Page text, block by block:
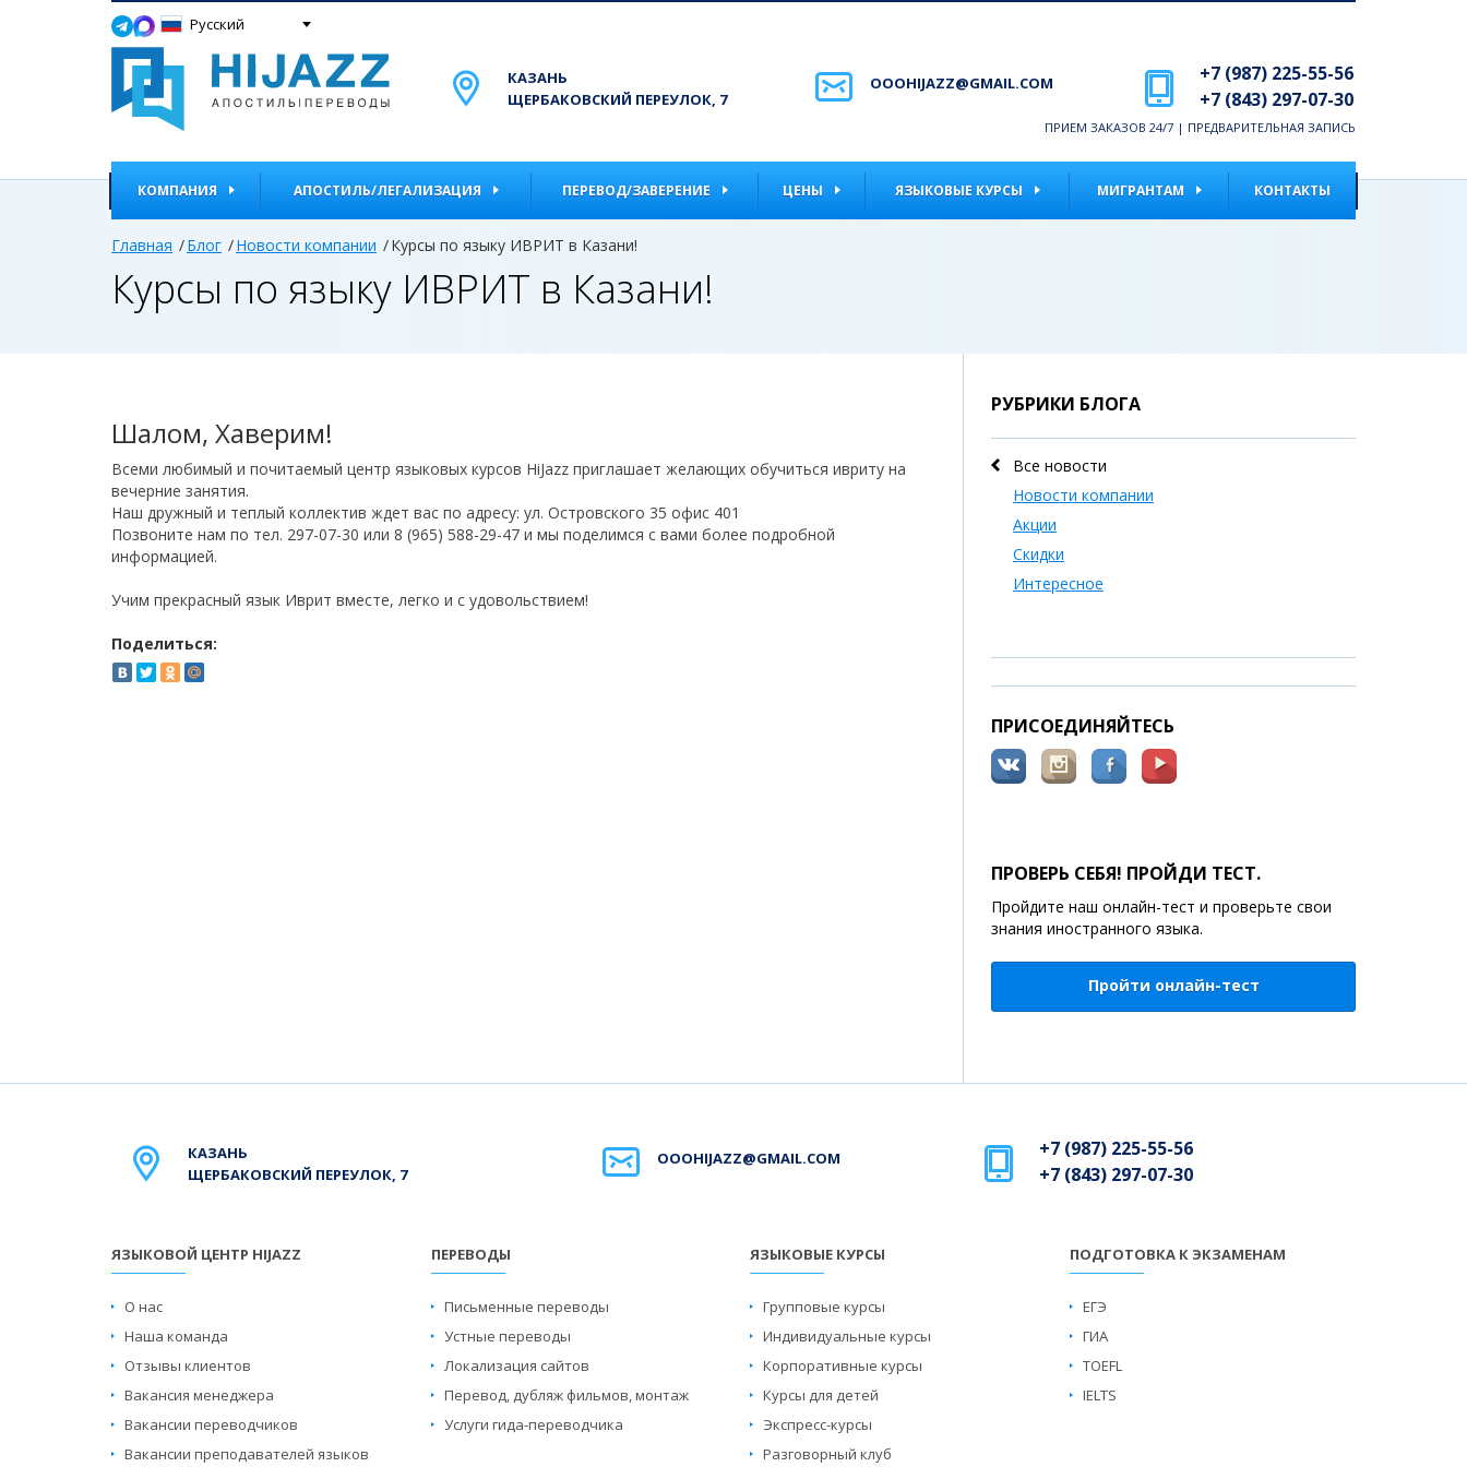
Русский
КАЗАНЬ
ЩЕРБАКОВСКИЙ ПЕРЕУЛОК, 7
OOOHIJAZZ@GMAIL.COM
+7 (987) 225-55-56
+7 (843) 297-07-30
ПРИЕМ ЗАКАЗОВ 24/7 | ПРЕДВАРИТЕЛЬНАЯ ЗАПИСЬ
КОМПАНИЯ АПОСТИЛЬ/ЛЕГАЛИЗАЦИЯ ПЕРЕВОД/ЗАВЕРЕНИЕ ЦЕНЫ ЯЗЫКОВЫЕ КУРСЫ МИГРАНТАМ КОНТАКТЫ
Главная Блог Новости компании Курсы по языку ИВРИТ в Казани!
Курсы по языку ИВРИТ в Казани!
Шалом, Хаверим!
Всеми любимый и почитаемый центр языковых курсов HiJazz приглашает желающих обучиться ивриту на
вечерние занятия.
Наш дружный и теплый коллектив ждет вас по адресу: ул. Островского 35 офис 401
Позвоните нам по тел. 297-07-30 или 8 (965) 588-29-47 и мы поделимся с вами более подробной
информацией.
Учим прекрасный язык Иврит вместе, легко и с удовольствием!
Поделиться:
РУБРИКИ БЛОГА
Все новости
Новости компании
Акции
Скидки
Интересное
ПРИСОЕДИНЯЙТЕСЬ
ПРОВЕРЬ СЕБЯ! ПРОЙДИ ТЕСТ.
Пройдите наш онлайн-тест и проверьте свои
знания иностранного языка.
Пройти онлайн-тест
КАЗАНЬ
ЩЕРБАКОВСКИЙ ПЕРЕУЛОК, 7
OOOHIJAZZ@GMAIL.COM
+7 (987) 225-55-56
+7 (843) 297-07-30
ЯЗЫКОВОЙ ЦЕНТР HIJAZZ
О нас
Наша команда
Отзывы клиентов
Вакансия менеджера
Вакансии переводчиков
Вакансии преподавателей языков
ПЕРЕВОДЫ
Письменные переводы
Устные переводы
Локализация сайтов
Перевод, дубляж фильмов, монтаж
Услуги гида-переводчика
ЯЗЫКОВЫЕ КУРСЫ
Групповые курсы
Индивидуальные курсы
Корпоративные курсы
Курсы для детей
Экспресс-курсы
Разговорный клуб
ПОДГОТОВКА К ЭКЗАМЕНАМ
ЕГЭ
ГИА
TOEFL
IELTS